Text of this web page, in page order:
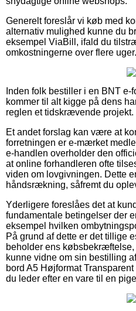
Generelt foreslår vi køb med
alternativ mulighed kunne du
eksempel ViaBill, ifald du
omkostningerne over flere uger.
Inden folk bestiller i en BNT
kommer til alt kigge på dens
reglen et tidskrævende projekt.
Et andet forslag kan være at
forretningen er e-mærket
e-handlen overholder den
at online forhandleren ofte
viden om lovgivningen. Dette
håndsrækning, såfremt du
Yderligere foreslåes det at
fundamentale betingelser der
eksempel hvilken
På grund af dette er det tillige
beholder ens købsbekræftelse,
kunne vidne om sin bestilling
bord A5 Højformat
du leder efter en vare til en